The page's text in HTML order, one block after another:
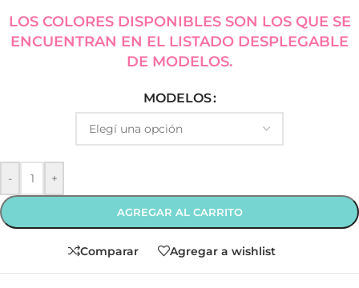
LOS COLORES DISPONIBLES SON LOS QUE SE
ENCUENTRAN EN EL LISTADO DESPLEGABLE
DE MODELOS.
MODELOS
- +
AGREGAR AL CARRITO
Comparar Agregar a wishlist